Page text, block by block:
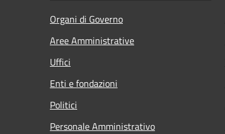
Organi di Governo
Aree Amministrative
Uffici
Enti e fondazioni
Politici
Personale Amministrativo